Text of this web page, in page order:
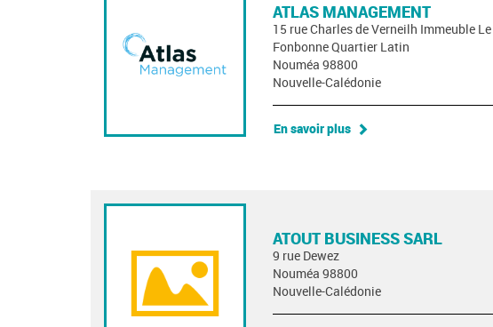
ATLAS MANAGEMENT
15 rue Charles de Verneilh Immeuble Le
Fonbonne Quartier Latin
Nouméa 98800
Nouvelle-Calédonie
En savoir plus
ATOUT BUSINESS SARL
9 rue Dewez
Nouméa 98800
Nouvelle-Calédonie